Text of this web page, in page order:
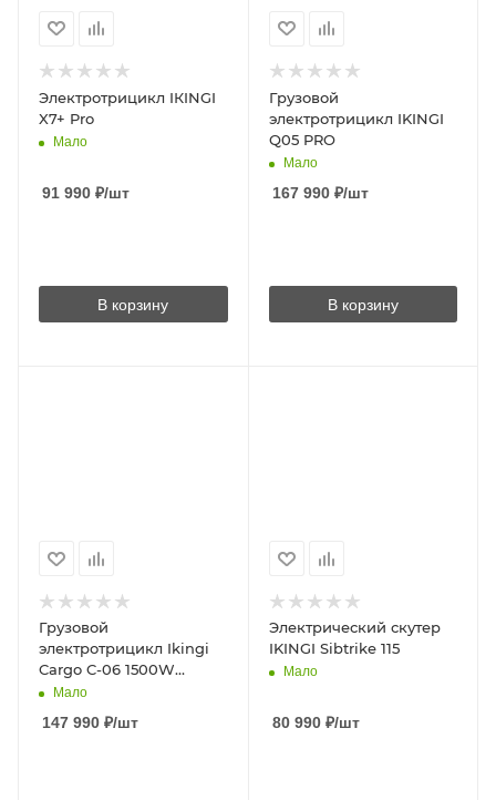
Электротрицикл IКINGI
X7+ Prо
Мало
91 990 ₽/шт
В корзину
Грузовой
электротрицикл IKINGI
Q05 PRO
Мало
167 990₽/шт
В корзину
Грузовой
электротрицикл Ikingi
Cargo C-06 1500W
60V/45Ah
Мало
147 990 ₽/шт
Электрический скутер
IKINGI Sibtrike 115
Мало
80 990₽/шт